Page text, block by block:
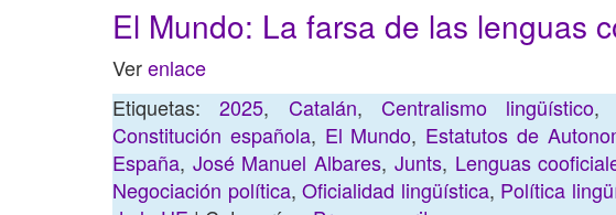
El Mundo: La farsa de las lenguas
Verenlace
Etiquetas:2025, Catalán, Centralismo lingüístico
Constitución española, El Mundo, Estatutos de
España, José Manuel Albares, Junts, Lenguas
Negociación política, Oficialidad lingüística, Política